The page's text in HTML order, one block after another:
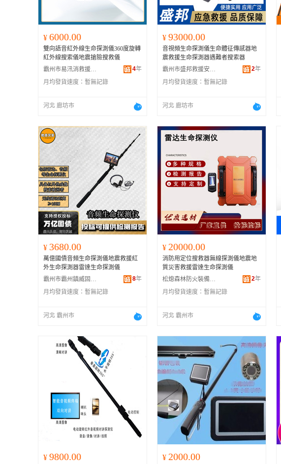
¥ 6000.00
雙向語音紅外線生命探測儀360度旋轉
紅外線搜索儀地震搶險搜救儀
霸州市易汛消救援設備廠
4年
月均發貨速度： 暫無記錄
河北 廊坊市
¥ 93000.00
音視頻生命探測儀生命體征傳感器地
震救援生命探測器遇難者搜索器
霸州市盛邦救援安全設備廠
2年
月均發貨速度： 暫無記錄
河北 廊坊市
¥ 3680.00
萬億國債音頻生命探測儀地震救援紅
外生命探測器雷達生命探測儀
霸州市霸州鎮威固工業設備銷售中心
8年
月均發貨速度： 暫無記錄
河北 霸州市
¥ 20000.00
消防用定位搜救器無線探測儀地震地
質災害救援雷達生命探測儀
松熄森林防火裝備(河北)有限公司
2年
月均發貨速度： 暫無記錄
河北 霸州市
¥ 9800.00 ¥ 2000.00